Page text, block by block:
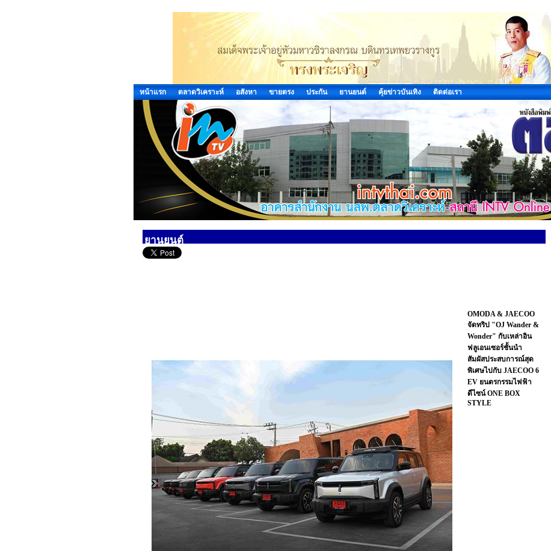
หน้าแรก ตลาดวิเคราะห์ อสังหา ขายตรง ประกัน ยานยนต์ คุ้ยข่าวบันเทิง ติดต่อเรา
ยานยนต์
OMODA & JAECOO
จัดทริป "OJ Wander &
Wonder" กับเหล่าอิน
ฟลูเอนเซอร์ชั้นนำ
สัมผัสประสบการณ์สุด
พิเศษไปกับ JAECOO 6
EV ยนตรกรรมไฟฟ้า
ดีไซน์ ONE BOX
STYLE